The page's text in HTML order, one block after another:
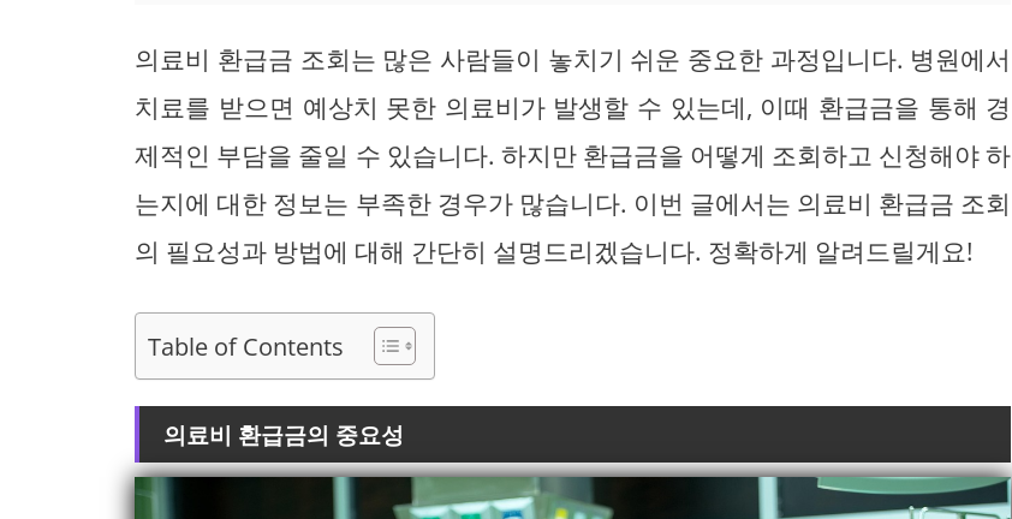
의료비 환급금 조회는 많은 사람들이 놓치기 쉬운 중요한 과정입니다. 병원에서
치료를 받으면 예상치 못한 의료비가 발생할 수 있는데, 이때 환급금을 통해 경
제적인 부담을 줄일 수 있습니다. 하지만 환급금을 어떻게 조회하고 신청해야 하
는지에 대한 정보는 부족한 경우가 많습니다. 이번 글에서는 의료비 환급금 조회
의 필요성과 방법에 대해 간단히 설명드리겠습니다. 정확하게 알려드릴게요!
Table of Contents
의료비 환급금의 중요성